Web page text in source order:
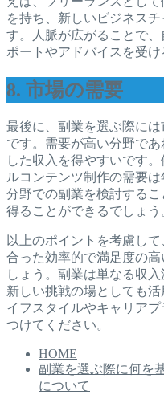
を持ち、新しいビジネス
す。人脈が広がることで
ポートやアドバイスを受け
8. 市場の需要
最後に、副業を選ぶ際に
です。需要が高い分野で
した収入を得やすいです
ルコンテンツ制作の需要
分野での副業を検討する
得ることができるでしょう
以上のポイントを考慮し
合った効率的で満足度の
しょう。副業は単なる収
新しい挑戦の場としても
イフスタイルやキャリア
つけてください。
HOME
副業を選ぶ際に何を
について